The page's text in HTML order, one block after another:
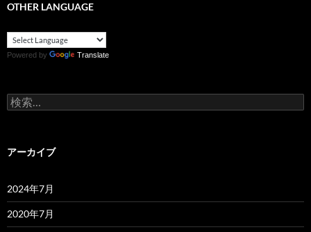
OTHER LANGUAGE
Powered by Translate
検
索:
アーカイブ
2024年7月
2020年7月